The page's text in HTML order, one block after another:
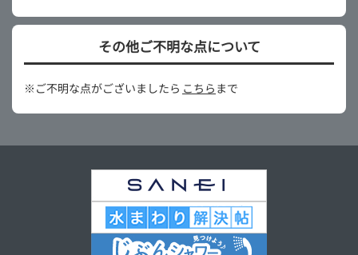
その他ご不明な点について
※ご不明な点がございましたら こちら まで